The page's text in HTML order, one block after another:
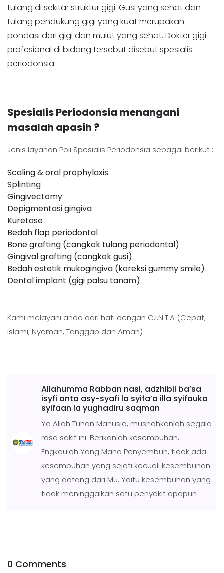
tulang di sekitar struktur gigi. Gusi yang sehat dan
tulang pendukung gigi yang kuatmerupakan
pondasi dari gigi dan mulut yang sehat. Dokter gigi
profesional di bidang tersebutdisebut spesialis
periodonsia.
Spesialis Periodonsia menangani
masalah apasih ?
Jenis layanan Poli Spesialis Periodonsia sebagai berikut :
Scaling & oral prophylaxis
Splinting
Gingivectomy
Depigmentasi gingiva
Kuretase
Bedah flap periodontal
Bone grafting (cangkok tulang periodontal)
Gingival grafting (cangkok gusi)
Bedah estetik mukogingiva (koreksi gummy smile)
Dental implant (gigi palsu tanam)
Kami melayani anda dari hati dengan C.I.N.T.A (Cepat,
Islami, Nyaman, Tanggap dan Aman)
Allahumma Rabban nasi, adzhibil ba’sa
isyfi anta asy-syafi la syifa’a illa syifauka
syifaan la yughadiru saqman
Ya Allah Tuhan Manusia, musnahkanlah segala
rasa sakit ini. Berikanlah kesembuhan,
Engkaulah Yang Maha Penyembuh, tidak ada
kesembuhan yang sejati kecuali kesembuhan
yang datang dari Mu. Yaitu kesembuhan yang
tidak meninggalkan satu penyakit apapun
0 Comments